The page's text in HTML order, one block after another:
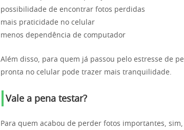
possibilidade de encontrar fotos perdidas
mais praticidade no celular
menos dependência de computador
Além disso, para quem já passou pelo estresse de
pronta no celular pode trazer mais tranquilidade.
Vale a pena testar?
Para quem acabou de perder fotos importantes,